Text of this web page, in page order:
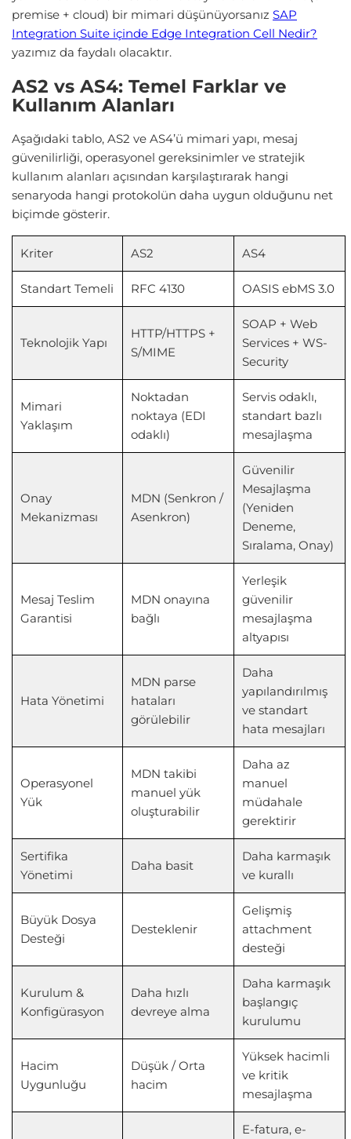
premise + cloud) bir mimari düşünüyorsanız SAP
Integration Suite içinde Edge Integration Cell Nedir?
yazımız da faydalı olacaktır.
AS2 vs AS4: Temel Farklar ve
Kullanım Alanları
Aşağıdaki tablo, AS2 ve AS4’ü mimari yapı, mesaj
güvenilirliği, operasyonel gereksinimler ve stratejik
kullanım alanları açısından karşılaştırarak hangi
senaryoda hangi protokolün daha uygun olduğunu net
biçimde gösterir.
Kriter AS2 AS4
Standart Temeli RFC 4130 OASIS ebMS 3.0
Teknolojik Yapı
HTTP/HTTPS +
S/MIME
SOAP + Web
Services + WS-
Security
Mimari
Yaklaşım
Noktadan
noktaya (EDI
odaklı)
Servis odaklı,
standart bazlı
mesajlaşma
Onay
Mekanizması
MDN (Senkron /
Asenkron)
Güvenilir
Mesajlaşma
(Yeniden
Deneme,
Sıralama, Onay)
Mesaj Teslim
Garantisi
MDN onayına
bağlı
Yerleşik
güvenilir
mesajlaşma
altyapısı
Hata Yönetimi
MDN parse
hataları
görülebilir
Daha
yapılandırılmış
ve standart
hata mesajları
Operasyonel
Yük
MDN takibi
manuel yük
oluşturabilir
Daha az
manuel
müdahale
gerektirir
Sertifika
Yönetimi
Daha basit
Daha karmaşık
ve kurallı
Büyük Dosya
Desteği
Desteklenir
Gelişmiş
attachment
desteği
Kurulum &
Konfigürasyon
Daha hızlı
devreye alma
Daha karmaşık
başlangıç
kurulumu
Hacim
Uygunluğu
Düşük / Orta
hacim
Yüksek hacimli
ve kritik
mesajlaşma
E-fatura, e-